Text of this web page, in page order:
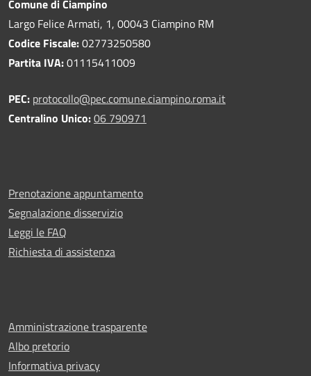
Comune di Ciampino
Largo Felice Armati, 1, 00043 Ciampino RM
Codice Fiscale:02773250580
Partita IVA:01115411009
PEC: protocollo@pec.comune.ciampino.roma.it
Centralino Unico:06 790971
Prenotazione appuntamento
Segnalazione disservizio
Leggi le FAQ
Richiesta di assistenza
Amministrazione trasparente
Albo pretorio
Informativa privacy